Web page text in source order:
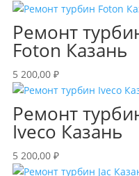
Ремонт
Foton Казань
5 200,00₽
Ремонт
Iveco Казань
5 200,00₽